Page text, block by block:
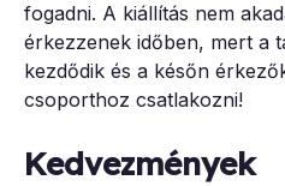
fogadni. A kiállítás nem
érkezzenek időben, mert a
kezdődik és a későn
csoporthoz csatlakozni!
Kedvezmények